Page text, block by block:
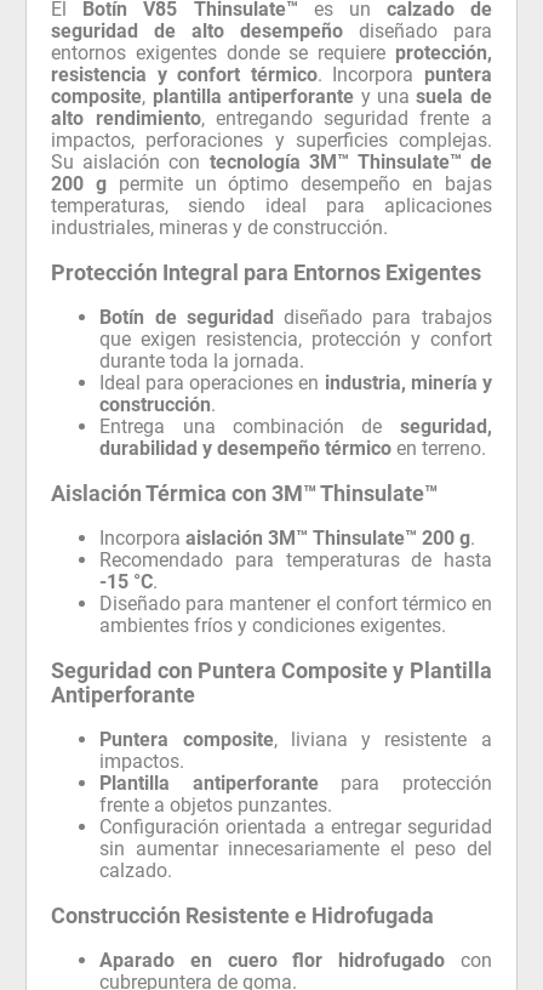
El Botín V85 Thinsulate™ es un calzado de
seguridad de alto desempeñodiseñado para
entornos exigentes donde se requiere protección,
resistencia y confort térmico. Incorpora puntera
composite, plantilla antiperforante y unasuela de
alto rendimiento, entregando seguridad frente a
impactos, perforaciones y superficies complejas.
Su aislación con tecnología 3M™ Thinsulate™ de
200 g permite un óptimo desempeño en bajas
temperaturas, siendo ideal para aplicaciones
industriales, mineras y de construcción.
Protección Integral para Entornos Exigentes
Botín de seguridad diseñado para trabajos
que exigen resistencia, protección y confort
durante toda la jornada.
Ideal para operaciones en industria, minería y
construcción.
Entrega una combinación de seguridad,
durabilidad y desempeño térmico en terreno.
Aislación Térmica con 3M™ Thinsulate™
Incorporaaislación 3M™ Thinsulate™ 200 g.
Recomendado para temperaturas de hasta
-15 °C.
Diseñado para mantener el confort térmico en
ambientes fríos y condiciones exigentes.
Seguridad con Puntera Composite y Plantilla
Antiperforante
Puntera composite, liviana y resistente a
impactos.
Plantilla antiperforantepara protección
frente a objetos punzantes.
Configuración orientada a entregar seguridad
sin aumentar innecesariamente el peso del
calzado.
Construcción Resistente e Hidrofugada
Aparado en cuero flor hidrofugadocon
cubrepuntera de goma.